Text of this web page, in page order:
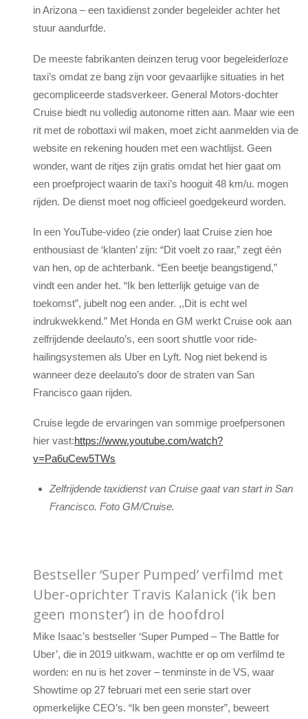
in Arizona – een taxidienst zonder begeleider achter het
stuur aandurfde.
De meeste fabrikanten deinzen terug voor begeleiderloze
taxi’s omdat ze bang zijn voor gevaarlijke situaties in het
gecompliceerde stadsverkeer. General Motors-dochter
Cruise biedt nu volledig autonome ritten aan. Maar wie een
rit met de robottaxi wil maken, moet zicht aanmelden via de
website en rekening houden met een wachtlijst. Geen
wonder, want de ritjes zijn gratis omdat het hier gaat om
een proefproject waarin de taxi’s hooguit 48 km/u. mogen
rijden. De dienst moet nog officieel goedgekeurd worden.
In een YouTube-video (zie onder) laat Cruise zien hoe
enthousiast de ‘klanten’ zijn: “Dit voelt zo raar,” zegt één
van hen, op de achterbank. “Een beetje beangstigend,”
vindt een ander het. “Ik ben letterlijk getuige van de
toekomst”, jubelt nog een ander. ,,Dit is echt wel
indrukwekkend.” Met Honda en GM werkt Cruise ook aan
zelfrijdende deelauto’s, een soort shuttle voor ride-
hailingsystemen als Uber en Lyft. Nog niet bekend is
wanneer deze deelauto’s door de straten van San
Francisco gaan rijden.
Cruise legde de ervaringen van sommige proefpersonen
hier vast:https://www.youtube.com/watch?
v=Pa6uCew5TWs
Zelfrijdende taxidienst van Cruise gaat van start in San
Francisco. Foto GM/Cruise.
Bestseller ‘Super Pumped’ verfilmd met
Uber-oprichter Travis Kalanick (‘ik ben
geen monster’) in de hoofdrol
Mike Isaac’s bestseller ‘Super Pumped – The Battle for
Uber’, die in 2019 uitkwam, wachtte er op om verfilmd te
worden: en nu is het zover – tenminste in de VS, waar
Showtime op 27 februari met een serie start over
opmerkelijke CEO’s. “Ik ben geen monster”, beweert